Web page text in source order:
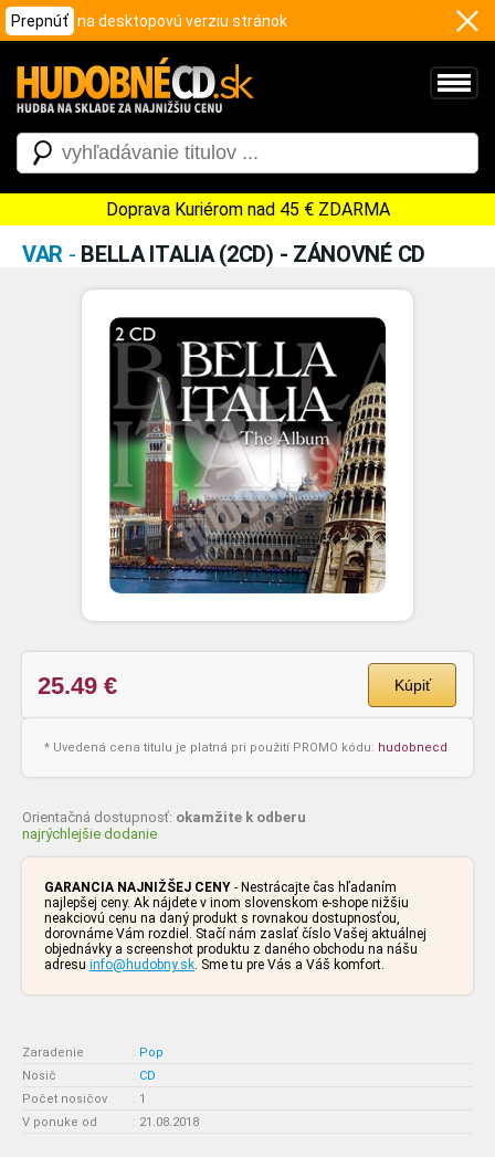
Prepnúť na desktopovú verziu stránok
Doprava Kuriérom nad 45 € ZDARMA
VAR - BELLA ITALIA (2CD) - ZÁNOVNÉ CD
25.49 € Kúpiť
* Uvedená cena titulu je platná pri použití PROMO kódu: hudobnecd
Orientačná dostupnosť: okamžite k odberu
najrýchlejšie dodanie
GARANCIA NAJNIŽŠEJ CENY - Nestrácajte čas hľadaním
najlepšej ceny. Ak nájdete v inom slovenskom e-shope nižšiu
neakciovú cenu na daný produkt s rovnakou dostupnosťou,
dorovnáme Vám rozdiel. Stačí nám zaslať číslo Vašej aktuálnej
objednávky a screenshot produktu z daného obchodu na nášu
adresu info@hudobny.sk. Sme tu pre Vás a Váš komfort.
Zaradenie : Pop
Nosič
: CD
Počet nosičov
: 1
V ponuke od
: 21.08.2018